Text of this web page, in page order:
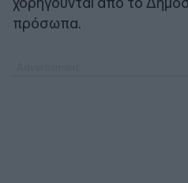
πρόσωπα.